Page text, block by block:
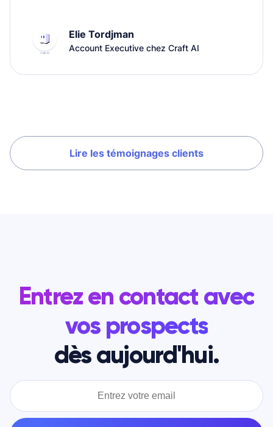
Elie Tordjman
Account Executive chez Craft AI
Lire les témoignages clients
Entrez en contact avec
vos prospects
dès aujourd'hui.